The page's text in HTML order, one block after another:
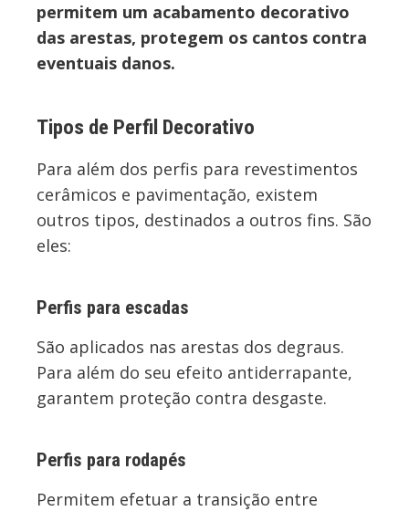
permitem um acabamento decorativo
das arestas, protegem os cantos contra
eventuais danos.
Tipos de Perfil Decorativo
Para além dos perfis para revestimentos
cerâmicos e pavimentação, existem
outros tipos, destinados a outros fins. São
eles:
Perfis para escadas
São aplicados nas arestas dos degraus.
Para além do seu efeito antiderrapante,
garantem proteção contra desgaste.
Perfis para rodapés
Permitem efetuar a transição entre